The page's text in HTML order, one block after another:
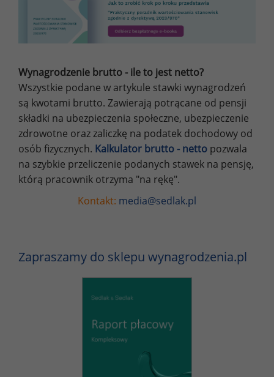
Wynagrodzenie brutto - ile to jest netto?
Wszystkie podane w artykule stawki wynagrodzeń
są kwotami brutto. Zawierają potrącane od pensji
składki na ubezpieczenia społeczne, ubezpieczenie
zdrowotne oraz zaliczkę na podatek dochodowy od
osób fizycznych. Kalkulator brutto - netto pozwala
na szybkie przeliczenie podanych stawek na pensję,
którą pracownik otrzyma "na rękę".
Kontakt: media@sedlak.pl
Zapraszamy do sklepu wynagrodzenia.pl